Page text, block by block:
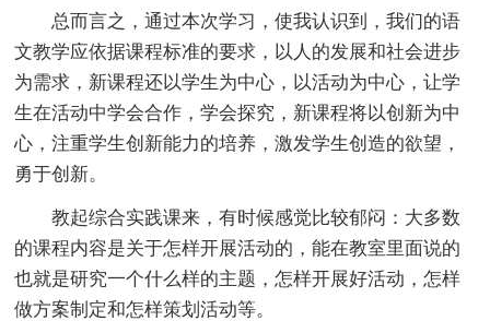
总而言之，通过本次学习，使我认识到，我们的语
文教学应依据课程标准的要求，以人的发展和社会进步
为需求，新课程还以学生为中心，以活动为中心，让学
生在活动中学会合作，学会探究，新课程将以创新为中
心，注重学生创新能力的培养，激发学生创造的欲望，
勇于创新。
教起综合实践课来，有时候感觉比较郁闷：大多数
的课程内容是关于怎样开展活动的，能在教室里面说的
也就是研究一个什么样的主题，怎样开展好活动，怎样
做方案制定和怎样策划活动等。